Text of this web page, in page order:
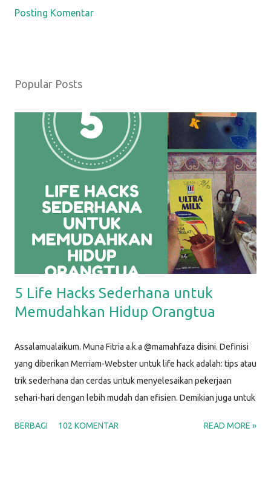
Posting Komentar
Popular Posts
5 Life Hacks Sederhana untuk
Memudahkan Hidup Orangtua
Assalamualaikum. Muna Fitria a.k.a @mamahfaza disini. Definisi
yang diberikan Merriam-Webster untuk life hack adalah: tips atau
trik sederhana dan cerdas untuk menyelesaikan pekerjaan
sehari-hari dengan lebih mudah dan efisien. Demikian juga untuk
membantu menyelesaikan masalah yang biasa kita hadapi dalam
BERBAGI 102 KOMENTAR READ MORE »